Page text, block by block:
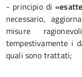
- principio di
necessario,
misure
tempestivamente i
quali sono trattati;